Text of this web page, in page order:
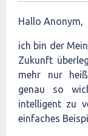
Hallo Anonym,
ich bin der
Zukunft
mehr nur
genau so
intelligent zu
einfaches